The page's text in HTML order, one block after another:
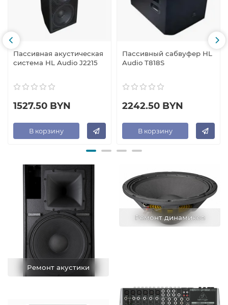
Пассивная акустическая
система HL Audio J2215
1527.50 BYN
В корзину
Пассивный сабвуфер HL
Audio T818S
2242.50 BYN
В корзину
Ремонт акустики
Ремонт динамиков